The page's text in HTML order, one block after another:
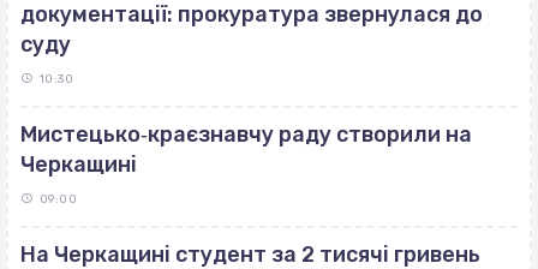
документації: прокуратура звернулася до
суду
10:30
Мистецько‐краєзнавчу раду створили на
Черкащині
09:00
На Черкащині студент за 2 тисячі гривень